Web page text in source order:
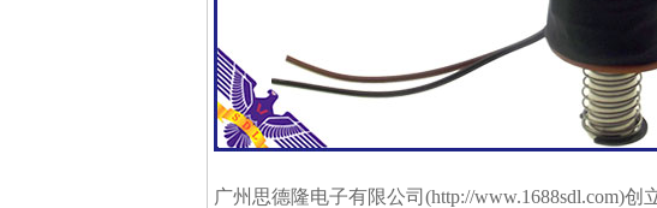
广州思德隆电子有限公司(http://www.1688sdl.com)创